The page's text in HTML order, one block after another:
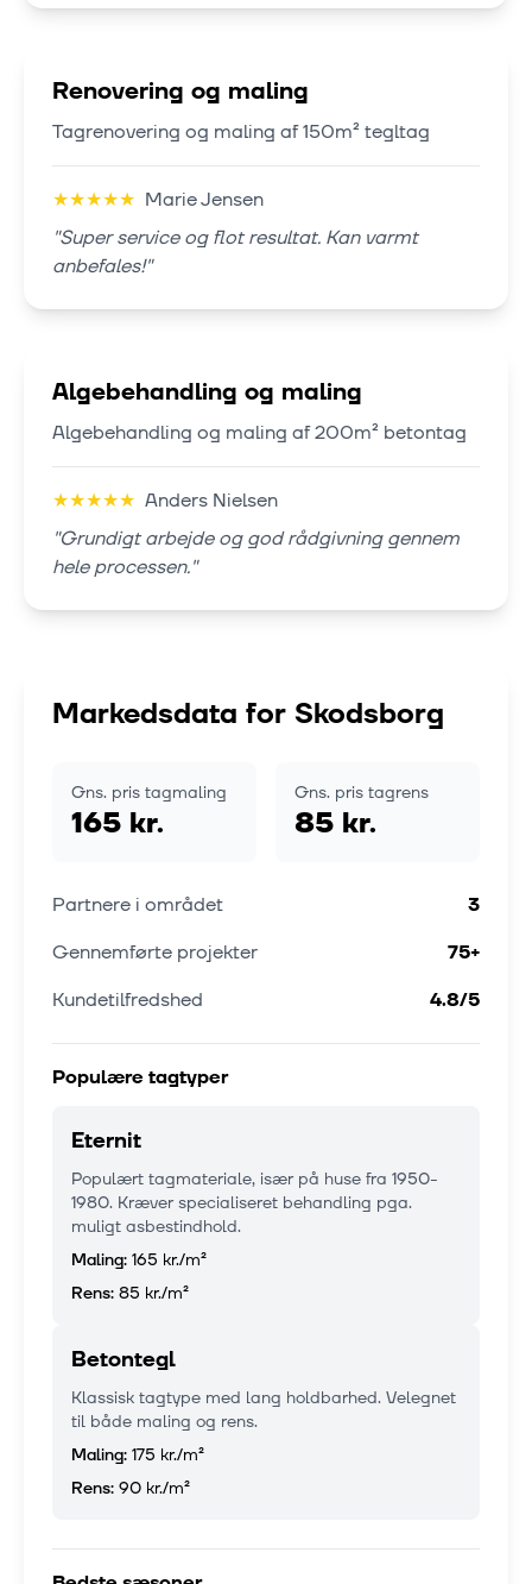
Renovering og maling
Tagrenovering og maling af 150m² tegltag
★★★★★ Marie Jensen
"Super service og flot resultat. Kan varmt
anbefales!"
Algebehandling og maling
Algebehandling og maling af 200m² betontag
★★★★★ Anders Nielsen
"Grundigt arbejde og god rådgivning gennem
hele processen."
Markedsdata for Skodsborg
Gns. pris tagmaling
165 kr.
Gns. pris tagrens
85 kr.
Partnere i området
3
Gennemførte projekter
75+
Kundetilfredshed
4.8/5
Populære tagtyper
Eternit
Populært tagmateriale, især på huse fra 1950-
1980. Kræver specialiseret behandling pga.
muligt asbestindhold.
Maling: 165 kr./m²
Rens: 85 kr./m²
Betontegl
Klassisk tagtype med lang holdbarhed. Velegnet
til både maling og rens.
Maling: 175 kr./m²
Rens: 90 kr./m²